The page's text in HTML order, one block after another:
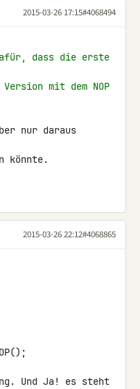
2015-03-26 17:15#4068494
dass die erste
mit dem NOP
nur daraus
könnte.
2015-03-26 22:12#4068865
Und Ja! es steht